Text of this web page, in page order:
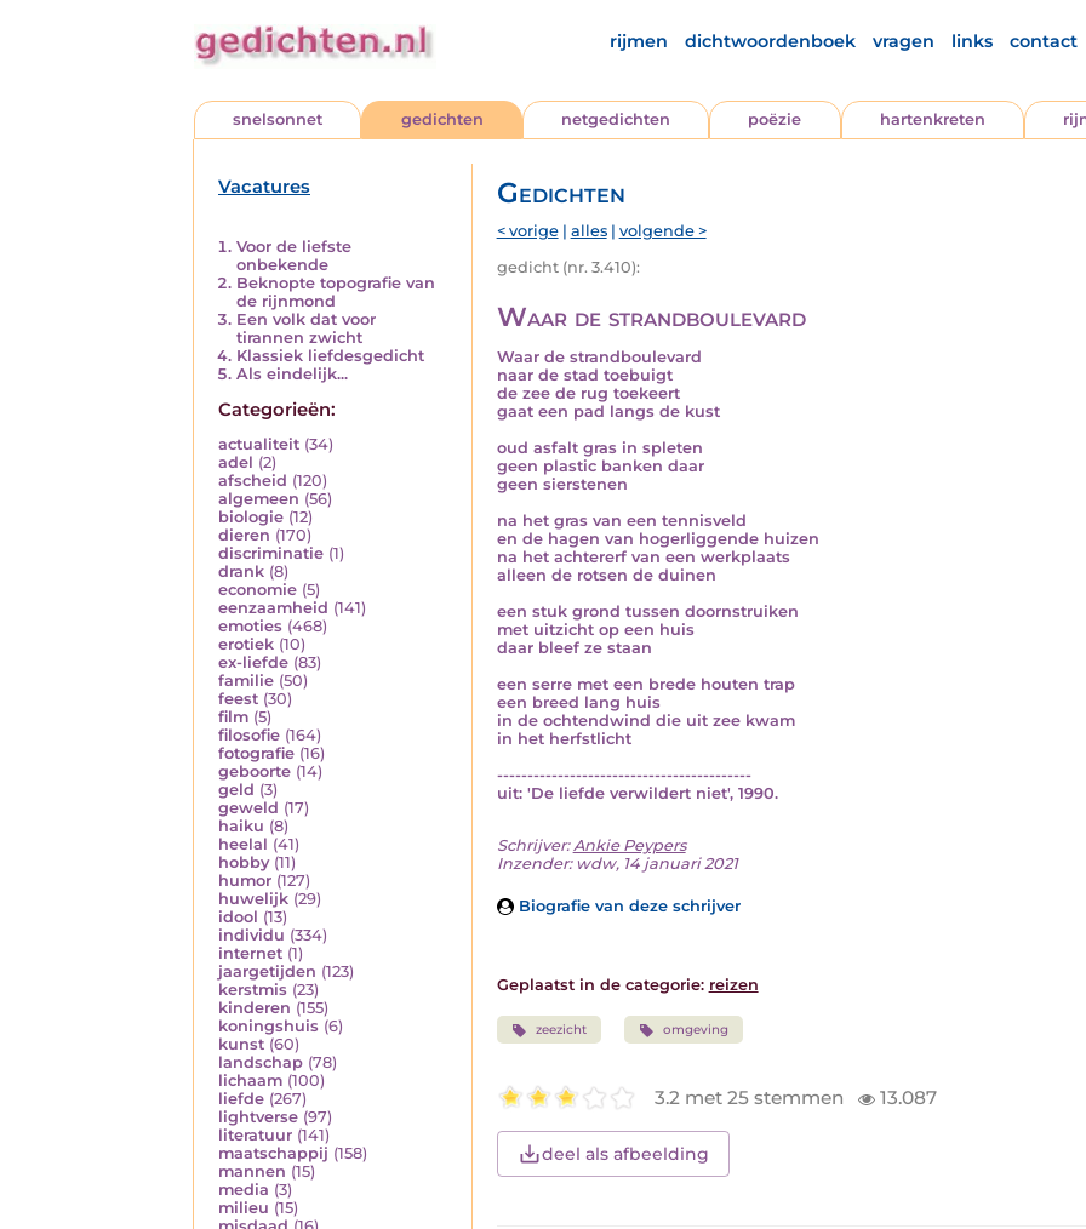
rijmen dichtwoordenboek vragen links contact
snelsonnet gedichten netgedichten poëzie hartenkreten
Vacatures
Voor de liefste
onbekende
Beknopte topografie van
de rijnmond
Een volk dat voor
tirannen zwicht
Klassiek liefdesgedicht
Als eindelijk...
Categorieën:
actualiteit (34)
adel (2)
afscheid (120)
algemeen (56)
biologie (12)
dieren (170)
discriminatie (1)
drank (8)
economie (5)
eenzaamheid (141)
emoties (468)
erotiek (10)
ex-liefde (83)
familie (50)
feest (30)
film (5)
filosofie (164)
fotografie (16)
geboorte (14)
geld (3)
geweld (17)
haiku (8)
heelal (41)
hobby (11)
humor (127)
huwelijk (29)
idool (13)
individu (334)
internet (1)
jaargetijden (123)
kerstmis (23)
kinderen (155)
koningshuis (6)
kunst (60)
landschap (78)
lichaam (100)
liefde (267)
lightverse (97)
literatuur (141)
maatschappij (158)
mannen (15)
media (3)
milieu (15)
Gedichten
< vorige| alles| volgende >
gedicht (nr. 3.410):
Waar de strandboulevard
Waar de strandboulevard
naar de stad toebuigt
de zee de rug toekeert
gaat een pad langs de kust
oud asfalt gras in spleten
geen plastic banken daar
geen sierstenen
na het gras van een tennisveld
en de hagen van hogerliggende huizen
na het achtererf van een werkplaats
alleen de rotsen de duinen
een stuk grond tussen doornstruiken
met uitzicht op een huis
daar bleef ze staan
een serre met een brede houten trap
een breed lang huis
in de ochtendwind die uit zee kwam
in het herfstlicht
------------------------------------------
uit: 'De liefde verwildert niet', 1990.
Schrijver: Ankie Peypers
Inzender: wdw, 14 januari 2021
Biografie van deze schrijver
Geplaatst in de categorie: reizen
zeezicht omgeving
3.2 met 25 stemmen 13.087
deel als afbeelding